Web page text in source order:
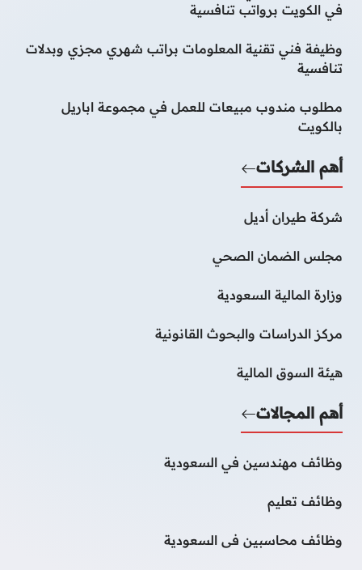
في الكويت برواتب تنافسية
وظيفة فني تقنية المعلومات براتب شهري مجزي وبدلات
تنافسية
مطلوب مندوب مبيعات للعمل في مجموعة اباريل
بالكويت
أهم الشركات
شركة طيران أديل
مجلس الضمان الصحي
وزارة المالية السعودية
مركز الدراسات والبحوث القانونية
هيئة السوق المالية
أهم المجالات
وظائف مهندسين في السعودية
وظائف تعليم
وظائف محاسبين فى السعودية